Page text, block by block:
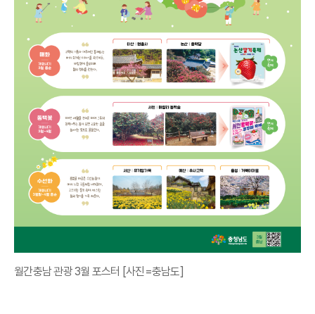
월간충남 관광 3월 포스터 [사진=충남도]